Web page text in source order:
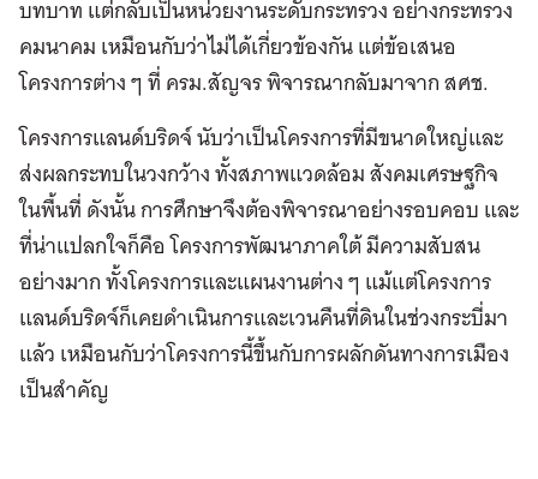
บทบาท แต่กลับเป็นหน่วยงานระดับกระทรวง อย่างกระทรวง
คมนาคม เหมือนกับว่าไม่ได้เกี่ยวข้องกัน แต่ข้อเสนอ
โครงการต่าง ๆ ที่ ครม.สัญจร พิจารณากลับมาจาก สศช.
โครงการแลนด์บริดจ์ นับว่าเป็นโครงการที่มีขนาดใหญ่และ
ส่งผลกระทบในวงกว้าง ทั้งสภาพแวดล้อม สังคมเศรษฐกิจ
ในพื้นที่ ดังนั้น การศึกษาจึงต้องพิจารณาอย่างรอบคอบ และ
ที่น่าแปลกใจก็คือ โครงการพัฒนาภาคใต้ มีความสับสน
อย่างมาก ทั้งโครงการและแผนงานต่าง ๆ แม้แต่โครงการ
แลนด์บริดจ์ก็เคยดำเนินการและเวนคืนที่ดินในช่วงกระบี่มา
แล้ว เหมือนกับว่าโครงการนี้ขึ้นกับการผลักดันทางการเมือง
เป็นสำคัญ